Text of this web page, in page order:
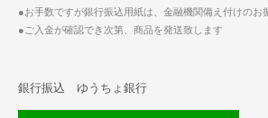
●お手数ですが銀行振込用紙は、金融機関備え付けのお
●ご入金が確認でき次第、商品を発送致します
銀行振込 ゆうちょ銀行